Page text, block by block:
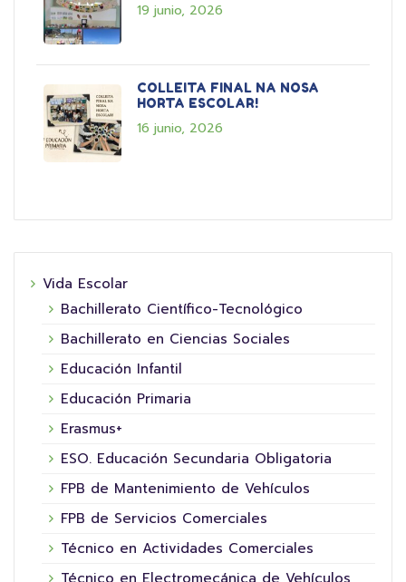
19 junio, 2026
COLLEITA FINAL NA NOSA
HORTA ESCOLAR!
16 junio, 2026
Vida Escolar
Bachillerato Científico-Tecnológico
Bachillerato en Ciencias Sociales
Educación Infantil
Educación Primaria
Erasmus+
ESO. Educación Secundaria Obligatoria
FPB de Mantenimiento de Vehículos
FPB de Servicios Comerciales
Técnico en Actividades Comerciales